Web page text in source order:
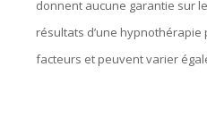
donnent aucune garantie sur
résultats d’une
facteurs et peuvent varier